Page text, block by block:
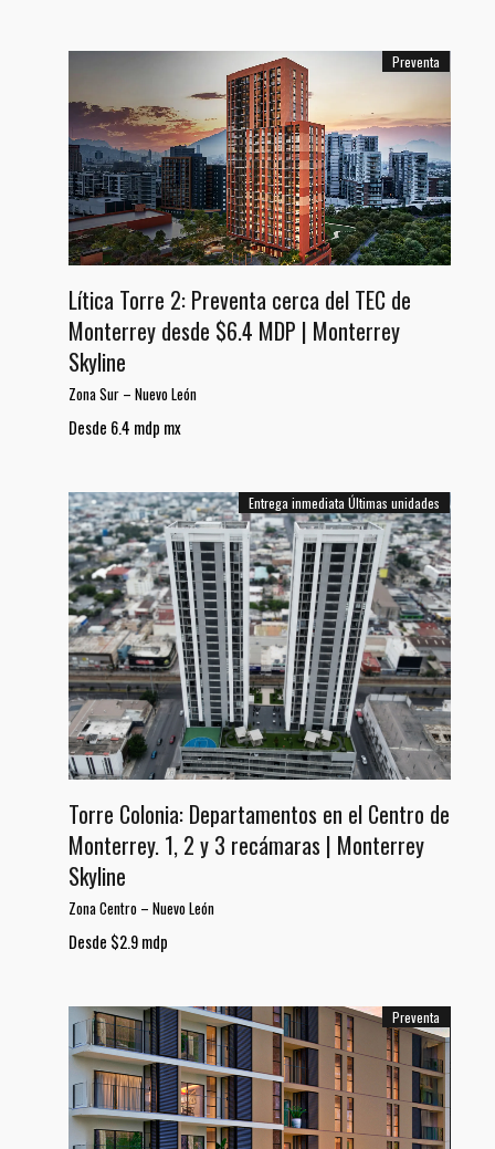
Preventa
Lítica Torre 2: Preventa cerca del TEC de
Monterrey desde $6.4 MDP | Monterrey
Skyline
Zona Sur – Nuevo León
Desde 6.4 mdp mx
Entrega inmediataÚltimas unidades
Torre Colonia: Departamentos en el Centro de
Monterrey. 1, 2 y 3 recámaras | Monterrey
Skyline
Zona Centro – Nuevo León
Desde $2.9 mdp
Preventa